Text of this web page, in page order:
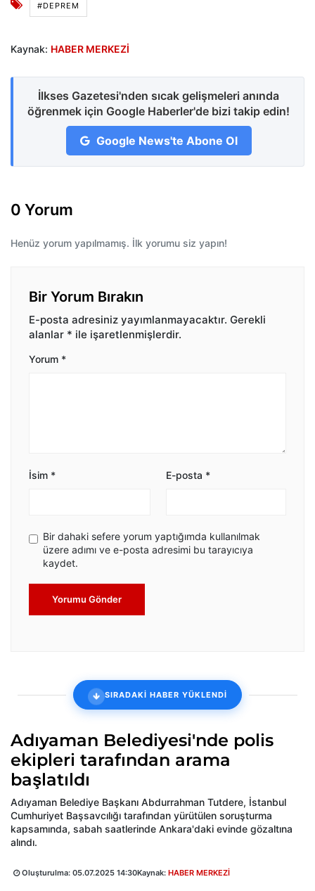
#DEPREM
Kaynak: HABER MERKEZİ
İlkses Gazetesi'nden sıcak gelişmeleri anında
öğrenmek için Google Haberler'de bizi takip edin!
Google News'te Abone Ol
0 Yorum
Henüz yorum yapılmamış. İlk yorumu siz yapın!
Bir Yorum Bırakın
E-posta adresiniz yayımlanmayacaktır. Gerekli
alanlar * ile işaretlenmişlerdir.
Yorum *
İsim * E-posta *
Bir dahaki sefere yorum yaptığımda kullanılmak
üzere adımı ve e-posta adresimi bu tarayıcıya
kaydet.
Yorumu Gönder
SIRADAKİ HABER YÜKLENDİ
Adıyaman Belediyesi'nde polis
ekipleri tarafından arama
başlatıldı
Adıyaman Belediye Başkanı Abdurrahman Tutdere, İstanbul
Cumhuriyet Başsavcılığı tarafından yürütülen soruşturma
kapsamında, sabah saatlerinde Ankara'daki evinde gözaltına
alındı.
Oluşturulma: 05.07.2025 14:30Kaynak: HABER MERKEZİ